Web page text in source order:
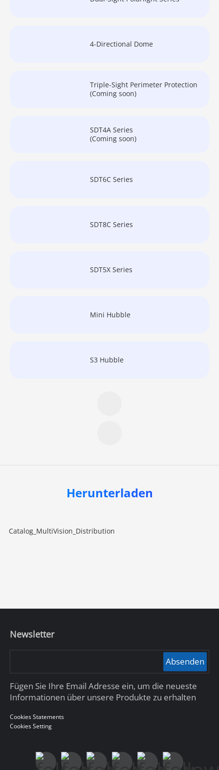
4-Directional Dome
Triple-Sight Perimeter Protection
(Coming soon)
SDT4A Series
(Coming soon)
SDT6C Series
SDT8C Series
SDT5X Series
Mini Hubble
S3 Hubble
Herunterladen
Catalog_MultiVision_Distribution
Newsletter
Absenden
Fügen Sie Ihre Email Adresse ein, um die neueste
Informationen über unsere Produkte zu erhalten
Cookies Statements
Cookies Setting